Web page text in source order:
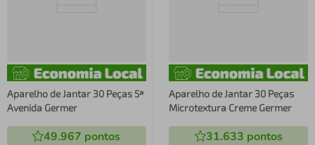
Aparelho de Jantar 30 Peças 5ª
Avenida Germer
49.967 pontos
Aparelho de Jantar 30 Peças
Microtextura Creme Germer
31.633 pontos